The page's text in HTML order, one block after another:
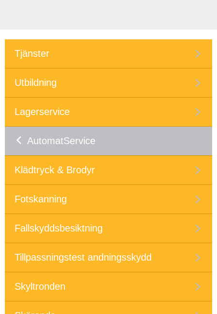
Tjänster
Utbildning
Lagerservice
AutomatService
Klädtryck & Brodyr
Fotskanning
Fallskyddsbesiktning
Tillpassningstest andningsskydd
Skyltronden